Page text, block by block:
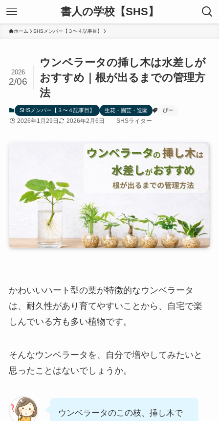
書人の学校【SHS】
ホーム SHSメンバー【３〜４記事目】
ウンベラータの挿し木は水差しが
おすすめ｜根が出るまでの管理方
法
2026
2/06
SHSメンバー【３〜４記事目】 生花・園芸・造園 ぴー
2026年1月29日 2026年2月6日 SHSライター
かわいいハート型の葉が特徴的なウンベラータ
は、耐久性があり育てやすいことから、自宅で楽
しんでいる方も多い植物です。
そんなウンベラータを、自分で増やしてみたいと
思ったことはないでしょうか。
ウンベラータのこの枝、挿し木で